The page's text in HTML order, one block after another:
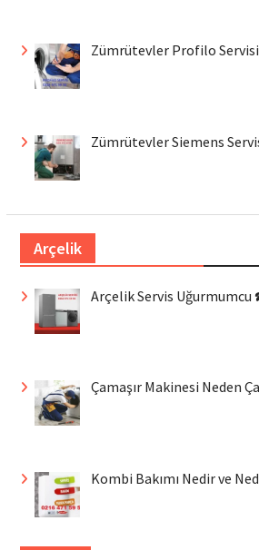
Zümrütevler Profilo Servisi
Zümrütevler Siemens
Arçelik
Arçelik Servis Uğurmumcu
Çamaşır Makinesi Neden
Kombi Bakımı Nedir ve